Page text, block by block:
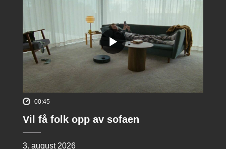
00:45
Vil få folk opp av sofaen
3. august 2026